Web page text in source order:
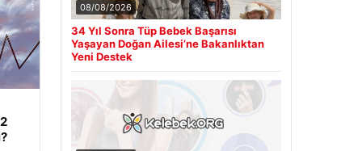
08/08/2026
34 Yıl Sonra Tüp Bebek Başarısı
Yaşayan Doğan Ailesi’ne Bakanlıktan
Yeni Destek